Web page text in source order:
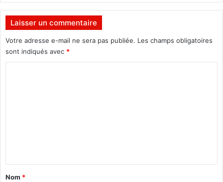
a
t
s
a
ë
r
u
t
Laisser un commentaire
Votre adresse e-mail ne sera pas publiée. Les champs obligatoires
sont indiqués avec *
a
Nom *